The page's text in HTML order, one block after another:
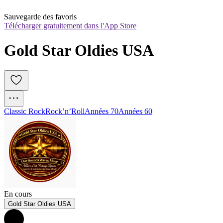
Sauvegarde des favoris
Télécharger gratuitement dans l'App Store
Gold Star Oldies USA
Classic RockRock’n’RollAnnées 70Années 60
En cours
Gold Star Oldies USA